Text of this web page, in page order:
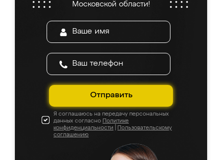
Московской области!
Отправить
Я соглашаюсь на передачу персональных
данных согласно Политике
конфиденциальности
Пользовательскому
соглашению